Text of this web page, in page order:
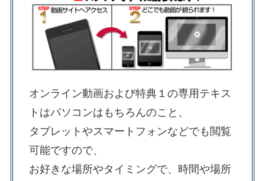
オンライン動画および特典１の専用テキス
トはパソコンはもちろんのこと、
タブレットやスマートフォンなどでも閲覧
可能ですので、
お好きな場所やタイミングで、時間や場所